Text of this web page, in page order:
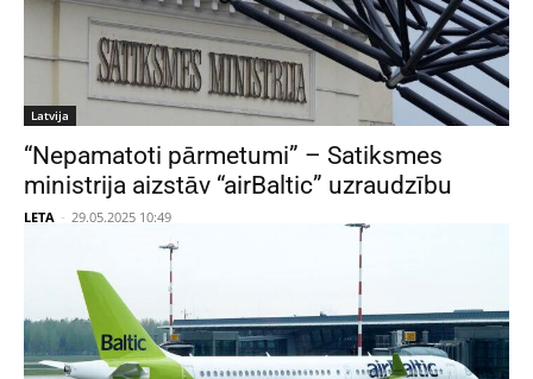
Latvija
“Nepamatoti pārmetumi” – Satiksmes
ministrija aizstāv “airBaltic” uzraudzību
LETA - 29.05.2025 10:49